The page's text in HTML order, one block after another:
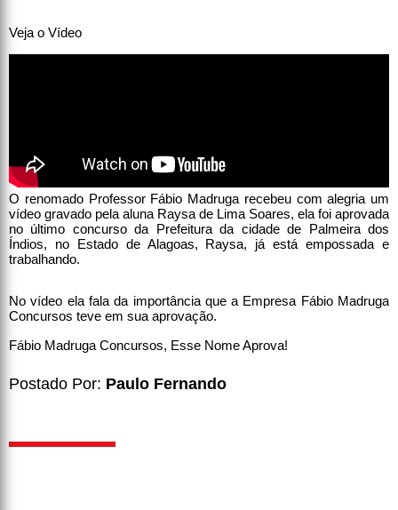
Veja o Vídeo
O renomado Professor Fábio Madruga recebeu com alegria um
vídeo gravado pela aluna Raysa de Lima Soares, ela foi aprovada
no último concurso da Prefeitura da cidade de Palmeira dos
Índios, no Estado de Alagoas, Raysa, já está empossada e
trabalhando.
No vídeo ela fala da importância que a Empresa Fábio Madruga
Concursos teve em sua aprovação.
Fábio Madruga Concursos, Esse Nome Aprova!
Postado Por: Paulo Fernando